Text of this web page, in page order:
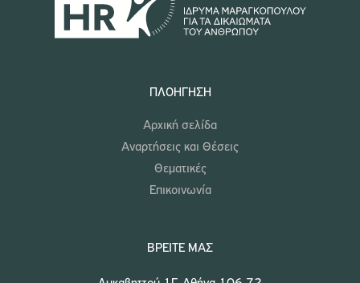
ΠΛΟΉΓΗΣΗ
Αρχική σελίδα
Αναρτήσεις και Θέσεις
Θεματικές
Επικοινωνία
ΒΡΕΊΤΕ ΜΑΣ